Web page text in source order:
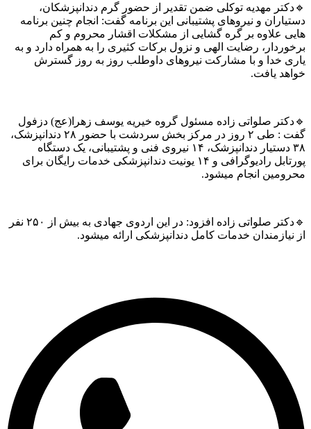
مهدیه توکلی ضمن تقدیر از حضور گرم دندانپزشکان،
و نیروهای پشتیبانی این برنامه گفت: انجام چنین برنامه
علاوه بر گره گشایی از مشکلات اقشار محروم و کم
رضایت الهی و نزول برکات کثیری را به همراه دارد و به
خدا و با مشارکت نیروهای داوطلب روز به روز گسترش
یافت.
صلواتی زاده مسئول گروه خیریه یوسف زهرا(عج) دزفول
گفت : طی ۲ روز در مرکز بخش سردشت با حضور ۲۸ دندانپزشک،
۳۸ دستیار دندانپزشک، ۱۴ نیروی فنی و پشتیبانی، یک دستگاه
پورتابل رادیوگرافی و ۱۴ یونیت دندانپزشکی خدمات رایگان برای
انجام میشود.
🔹دکتر صلواتی زاده افزود: در این اردوی جهادی به بیش از ۲۵۰ نفر
خدمات کامل دندانپزشکی ارائه میشود.